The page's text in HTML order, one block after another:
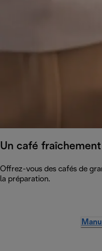
Un café
Offrez-vous des cafés de
la préparation.